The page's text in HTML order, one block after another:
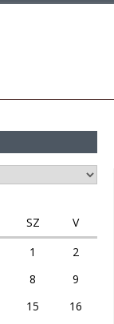
SZ
V
1
2
8
9
15
16